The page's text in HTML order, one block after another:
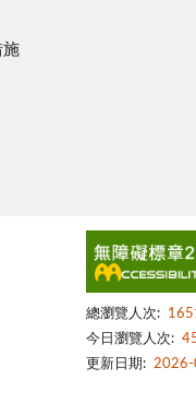
施
總瀏覽人次:
今日瀏覽人次:
更新日期: